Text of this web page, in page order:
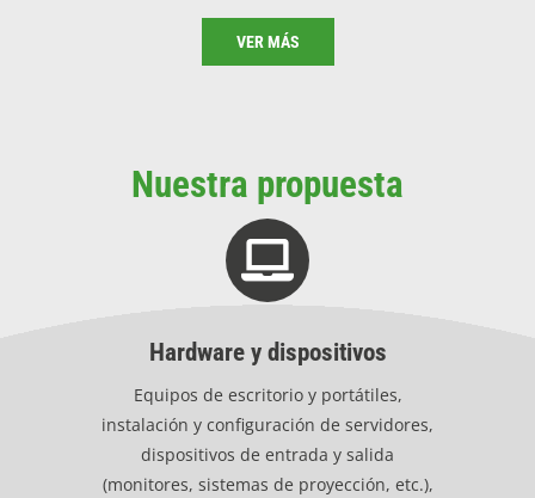
VER MÁS
Nuestra propuesta
Hardware y dispositivos
Equipos de escritorio y portátiles,
instalación y configuración de servidores,
dispositivos de entrada y salida
(monitores, sistemas de proyección, etc.),